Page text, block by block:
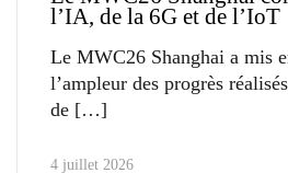
l’IA, de la 6G et de l’IoT
Le MWC26 Shanghai a mis
l’ampleur des progrès
de
4 juillet 2026